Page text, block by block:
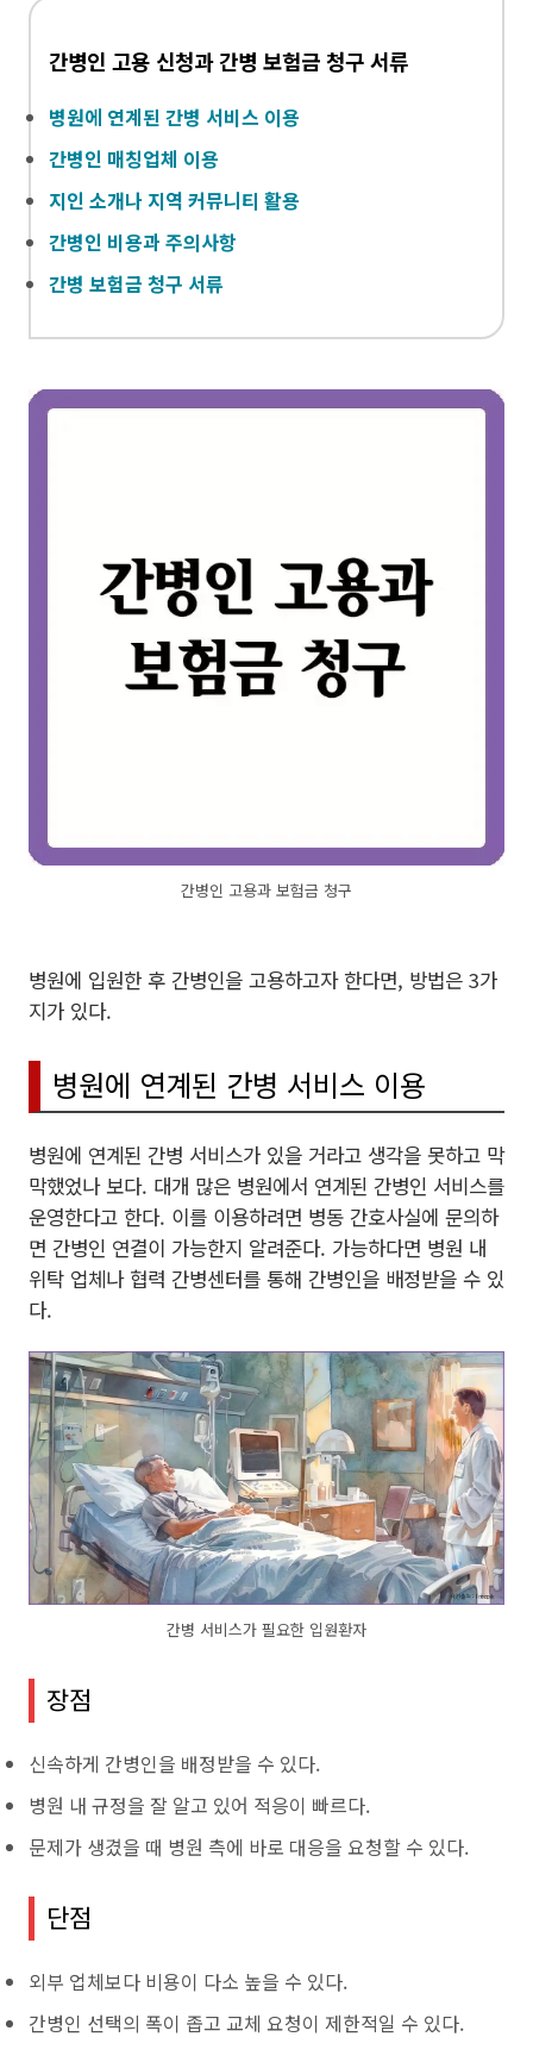
간병인 고용 신청과 간병 보험금 청구 서류
병원에 연계된 간병 서비스 이용
간병인 매칭업체 이용
지인 소개나 지역 커뮤니티 활용
간병인 비용과 주의사항
간병 보험금 청구 서류
간병인 고용과 보험금 청구
병원에 입원한 후 간병인을 고용하고자 한다면, 방법은 3가
지가 있다.
병원에 연계된 간병 서비스 이용
병원에 연계된 간병 서비스가 있을 거라고 생각을 못하고 막
막했었나 보다. 대개 많은 병원에서 연계된 간병인 서비스를
운영한다고 한다. 이를 이용하려면 병동 간호사실에 문의하
면 간병인 연결이 가능한지 알려준다. 가능하다면 병원 내
위탁 업체나 협력 간병센터를 통해 간병인을 배정받을 수 있
다.
간병 서비스가 필요한 입원환자
장점
신속하게 간병인을 배정받을 수 있다.
병원 내 규정을 잘 알고 있어 적응이 빠르다.
문제가 생겼을 때 병원 측에 바로 대응을 요청할 수 있다.
단점
외부 업체보다 비용이 다소 높을 수 있다.
간병인 선택의 폭이 좁고 교체 요청이 제한적일 수 있다.